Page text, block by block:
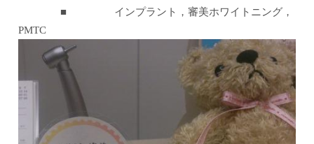
■ インプラント，審美ホワイトニング，
PMTC